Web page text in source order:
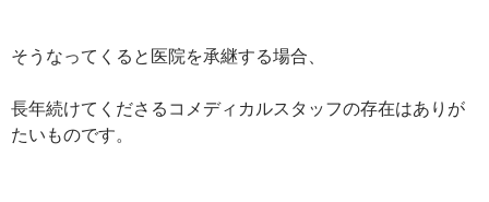
そうなってくると医院を承継する場合、
長年続けてくださるコメディカルスタッフの存在はありが
たいものです。